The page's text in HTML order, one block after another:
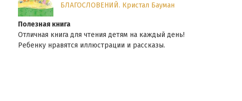
БЛАГОСЛОВЕНИЙ. Кристал Бауман
Полезная книга
Отличная книга для чтения детям на каждый день!
Ребенку нравятся иллюстрации и рассказы.